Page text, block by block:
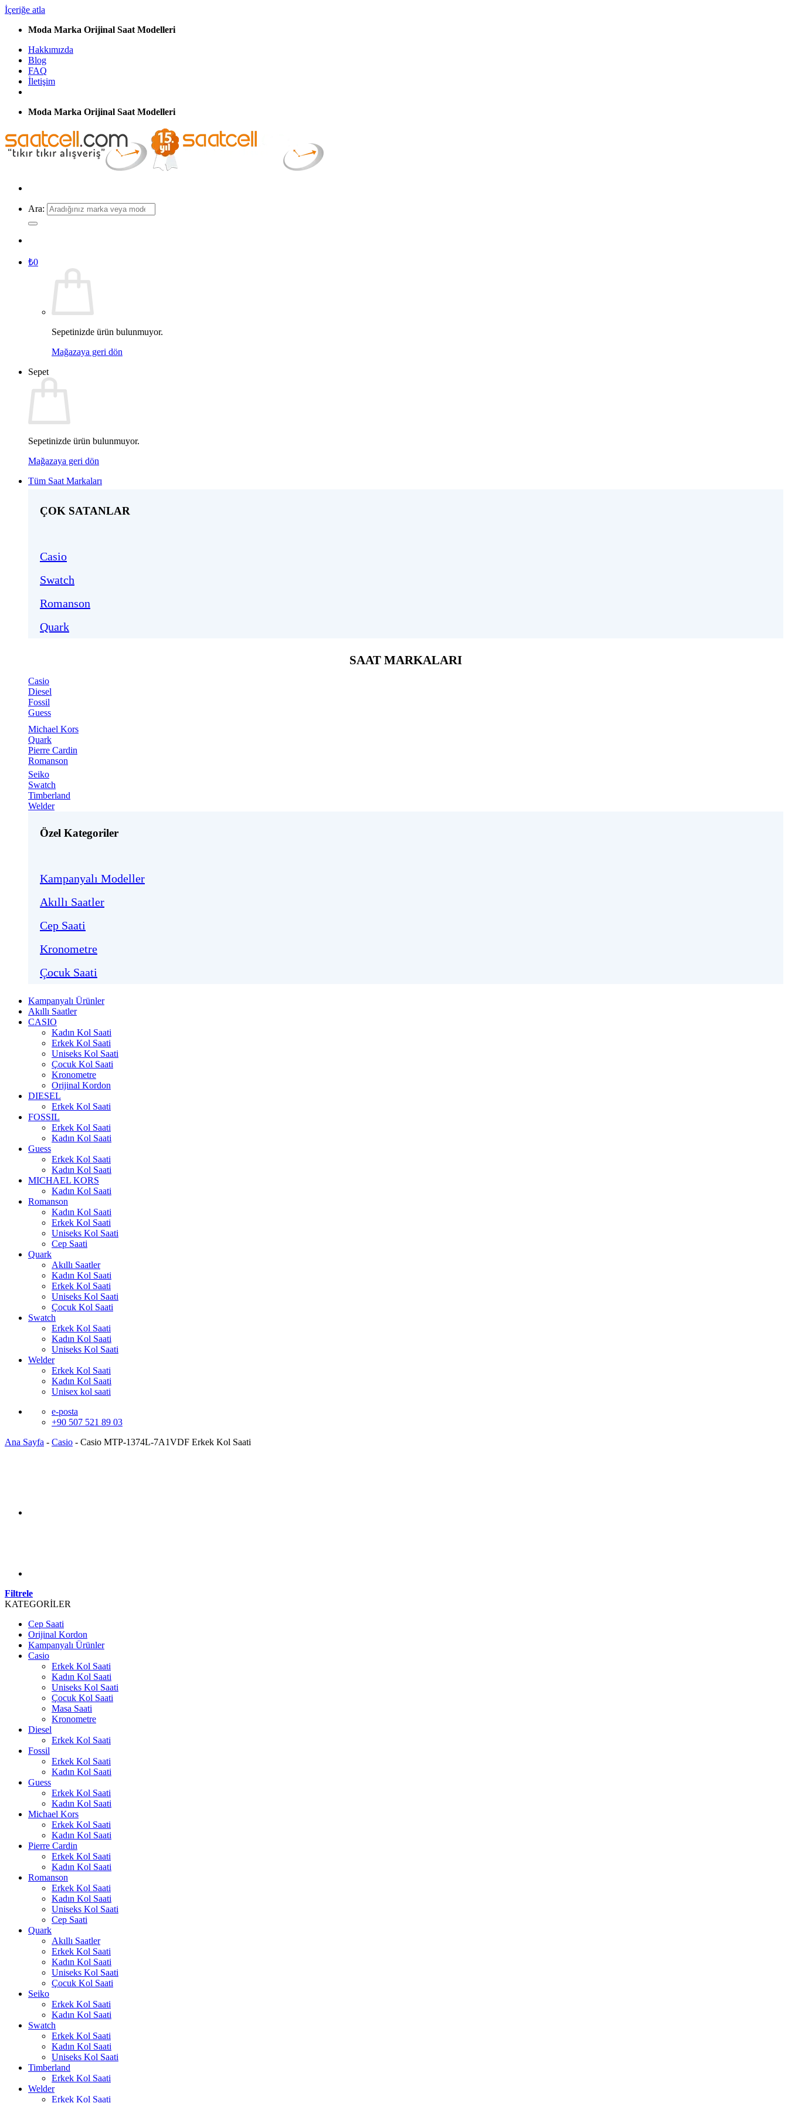
İçeriğe atla
Moda Marka Orijinal Saat Modelleri
Hakkımızda
Blog
FAQ
İletişim
Moda Marka Orijinal Saat Modelleri
Ara:
₺0
Sepetinizde ürün bulunmuyor.
Mağazaya geri dön
Sepet
Sepetinizde ürün bulunmuyor.
Mağazaya geri dön
Tüm Saat Markaları
ÇOK SATANLAR
Casio
Swatch
Romanson
Quark
SAAT MARKALARI
Casio
Diesel
Fossil
Guess
Michael Kors
Quark
Pierre Cardin
Romanson
Seiko
Swatch
Timberland
Welder
Özel Kategoriler
Kampanyalı Modeller
Akıllı Saatler
Cep Saati
Kronometre
Çocuk Saati
Kampanyalı Ürünler
Akıllı Saatler
CASIO
Kadın Kol Saati
Erkek Kol Saati
Uniseks Kol Saati
Çocuk Kol Saati
Kronometre
Orijinal Kordon
DIESEL
Erkek Kol Saati
FOSSIL
Erkek Kol Saati
Kadın Kol Saati
Guess
Erkek Kol Saati
Kadın Kol Saati
MICHAEL KORS
Kadın Kol Saati
Romanson
Kadın Kol Saati
Erkek Kol Saati
Uniseks Kol Saati
Cep Saati
Quark
Akıllı Saatler
Kadın Kol Saati
Erkek Kol Saati
Uniseks Kol Saati
Çocuk Kol Saati
Swatch
Erkek Kol Saati
Kadın Kol Saati
Uniseks Kol Saati
Welder
Erkek Kol Saati
Kadın Kol Saati
Unisex kol saati
e-posta
+90 507 521 89 03
Ana Sayfa - Casio - Casio MTP-1374L-7A1VDF Erkek Kol Saati
Filtrele
KATEGORİLER
Cep Saati
Orijinal Kordon
Kampanyalı Ürünler
Casio
Erkek Kol Saati
Kadın Kol Saati
Uniseks Kol Saati
Çocuk Kol Saati
Masa Saati
Kronometre
Diesel
Erkek Kol Saati
Fossil
Erkek Kol Saati
Kadın Kol Saati
Guess
Erkek Kol Saati
Kadın Kol Saati
Michael Kors
Erkek Kol Saati
Kadın Kol Saati
Pierre Cardin
Erkek Kol Saati
Kadın Kol Saati
Romanson
Erkek Kol Saati
Kadın Kol Saati
Uniseks Kol Saati
Cep Saati
Quark
Akıllı Saatler
Erkek Kol Saati
Kadın Kol Saati
Uniseks Kol Saati
Çocuk Kol Saati
Seiko
Erkek Kol Saati
Kadın Kol Saati
Swatch
Erkek Kol Saati
Kadın Kol Saati
Uniseks Kol Saati
Timberland
Erkek Kol Saati
Welder
Erkek Kol Saati